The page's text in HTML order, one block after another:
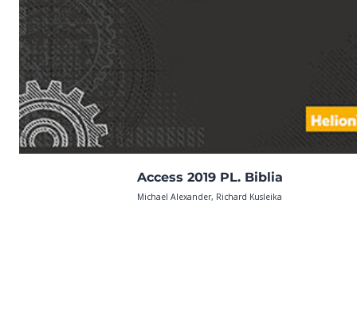
Access 2019 PL. Biblia
Michael Alexander, Richard Kusleika